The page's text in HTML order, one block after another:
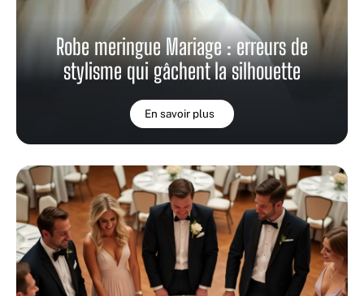
Robe meringue Mariage : erreurs de
stylisme qui gâchent la silhouette
En savoir plus